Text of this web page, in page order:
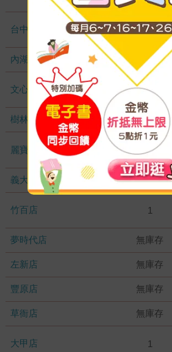
台中秀泰店 1
內湖大潤發 無庫存
文心店 1
樹林店 無庫存
麗寶店 1
義大店 無庫存
竹百店 1
夢時代店 無庫存
左新店 無庫存
豐原店 無庫存
草衙店 無庫存
大甲店 1